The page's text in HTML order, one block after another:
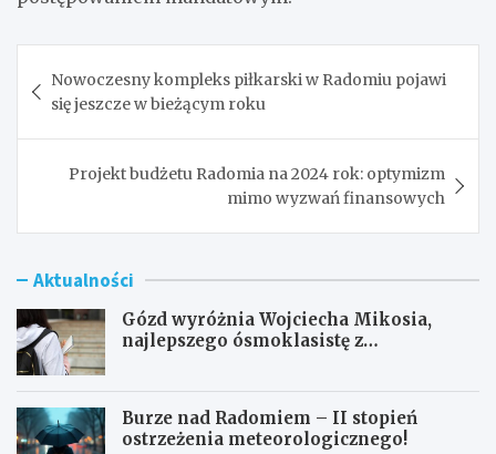
wpisu
Nowoczesny kompleks piłkarski w Radomiu pojawi
się jeszcze w bieżącym roku
Projekt budżetu Radomia na 2024 rok: optymizm
mimo wyzwań finansowych
Aktualności
Gózd wyróżnia Wojciecha Mikosia,
najlepszego ósmoklasistę z
Burze nad Radomiem – II stopień
ostrzeżenia meteorologicznego!